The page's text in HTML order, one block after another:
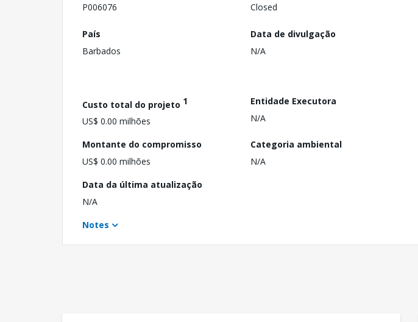
P006076
Closed
País
Barbados
Data de divulgação
N/A
Custo total do projeto 1
US$ 0.00 milhões
Entidade Executora
N/A
Montante do compromisso
US$ 0.00 milhões
Categoria ambiental
N/A
Data da última atualização
N/A
Notes